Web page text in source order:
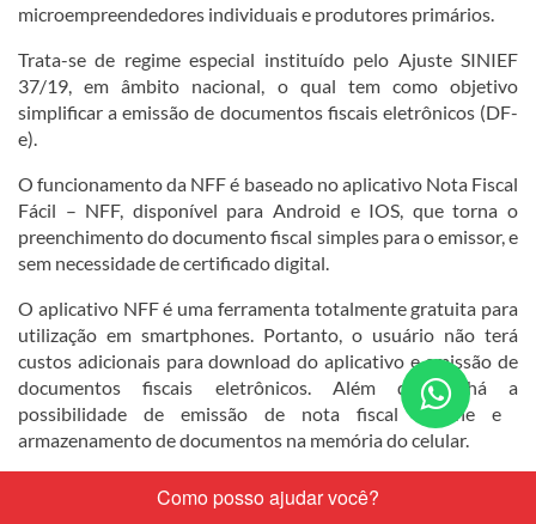
nos
pelo
microempreendedores individuais e produtores primários.
Trata-se de regime especial instituído pelo Ajuste SINIEF
37/19, em âmbito nacional, o qual tem como objetivo
simplificar a emissão de documentos fiscais eletrônicos (DF​-
e).
O funcionamento da NFF é baseado no aplicativo Nota Fiscal
Fácil – NFF, disponível para Android e IOS, que torna o
preenchimento do documento fiscal simples para o emissor, e
sem necessidade de certificado digital.
O aplicativo NFF é uma ferramenta totalmente gratuita para
utilização em smartphones. Portanto, o usuário não terá
custos adicionais para download do aplicativo e emissão de
documentos fiscais eletrônicos. Além disso, há a
possibilidade de emissão de nota fiscal​ off-line e ​
armazenamento de documentos na memória do celular.
Em São Paulo, a NFF está disponível para Transportadores
Autônomos de Cargas (TAC), que podem emitir CT-e e MDF-